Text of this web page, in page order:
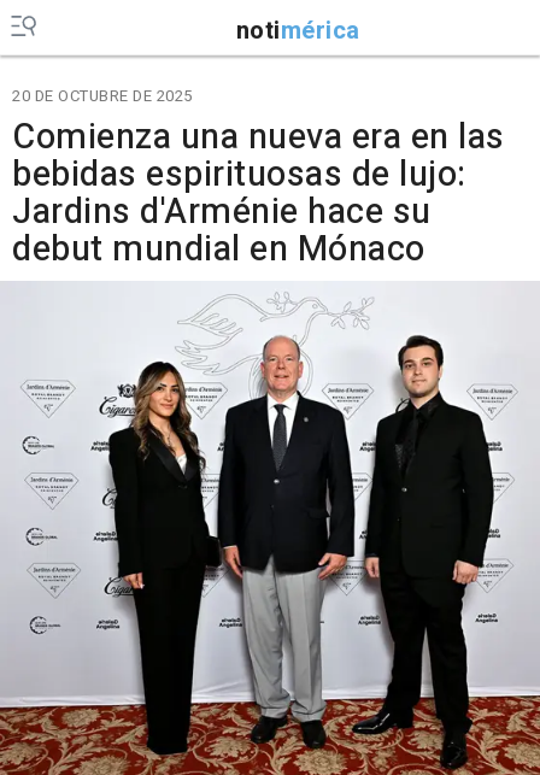
notimérica
20 DE OCTUBRE DE 2025
Comienza una nueva era en las
bebidas espirituosas de lujo:
Jardins d'Arménie hace su
debut mundial en Mónaco